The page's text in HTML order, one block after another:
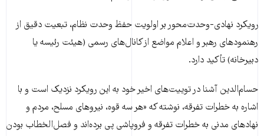
رویکرد نهادی-وحدت‌محور بر اولویت حفظ وحدت نظام، تبعیت دقیق از
رهنمودهای رهبر و اعلام مواضع از کانال‌های رسمی (هیئت رئیسه یا
دبیرخانه) تأکید دارد.
حسام‌الدین آشنا در توییت‌های اخیر خود به این رویکرد نزدیک است و با
اشاره به خطرات تفرقه، نوشته که «هر سه قوه، نیروهای مسلح، مردم و
نهادهای مدنی به خطرات تفرقه و فروپاشی پی برده‌اند و فصل‌الخطاب بودن